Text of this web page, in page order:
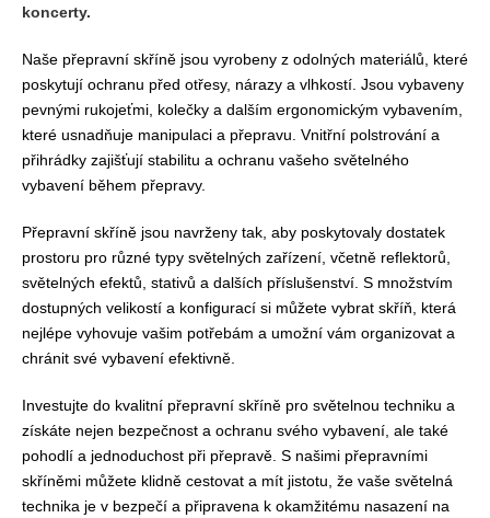
koncerty.
Naše přepravní skříně jsou vyrobeny z odolných materiálů, které
poskytují ochranu před otřesy, nárazy a vlhkostí. Jsou vybaveny
pevnými rukojeťmi, kolečky a dalším ergonomickým vybavením,
které usnadňuje manipulaci a přepravu. Vnitřní polstrování a
přihrádky zajišťují stabilitu a ochranu vašeho světelného
vybavení během přepravy.
Přepravní skříně jsou navrženy tak, aby poskytovaly dostatek
prostoru pro různé typy světelných zařízení, včetně reflektorů,
světelných efektů, stativů a dalších příslušenství. S množstvím
dostupných velikostí a konfigurací si můžete vybrat skříň, která
nejlépe vyhovuje vašim potřebám a umožní vám organizovat a
chránit své vybavení efektivně.
Investujte do kvalitní přepravní skříně pro světelnou techniku a
získáte nejen bezpečnost a ochranu svého vybavení, ale také
pohodlí a jednoduchost při přepravě. S našimi přepravními
skříněmi můžete klidně cestovat a mít jistotu, že vaše světelná
technika je v bezpečí a připravena k okamžitému nasazení na